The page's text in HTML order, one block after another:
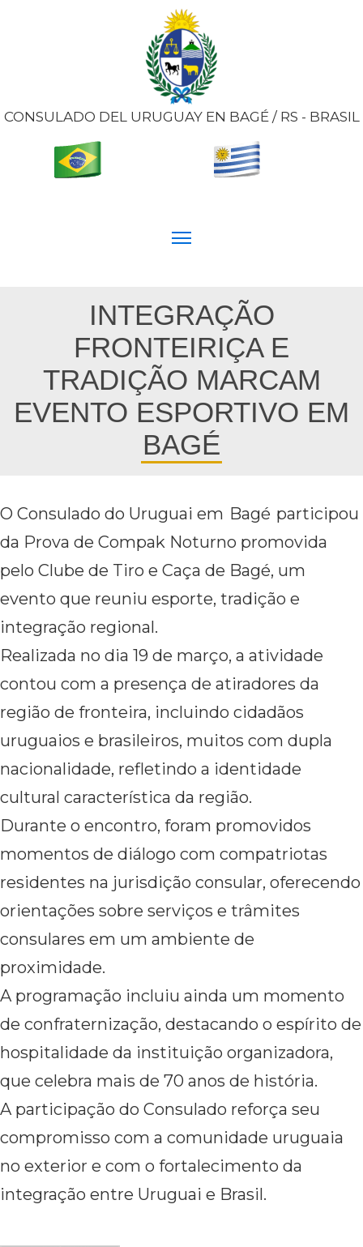
CONSULADO DEL URUGUAY EN BAGÉ / RS - BRASIL
INTEGRAÇÃO
FRONTEIRIÇA E
TRADIÇÃO MARCAM
EVENTO ESPORTIVO EM
BAGÉ
O Consulado do Uruguai em Bagé participou
da Prova de Compak Noturno promovida
pelo Clube de Tiro e Caça de Bagé, um
evento que reuniu esporte, tradição e
integração regional.
Realizada no dia 19 de março, a atividade
contou com a presença de atiradores da
região de fronteira, incluindo cidadãos
uruguaios e brasileiros, muitos com dupla
nacionalidade, refletindo a identidade
cultural característica da região.
Durante o encontro, foram promovidos
momentos de diálogo com compatriotas
residentes na jurisdição consular, oferecendo
orientações sobre serviços e trâmites
consulares em um ambiente de
proximidade.
A programação incluiu ainda um momento
de confraternização, destacando o espírito de
hospitalidade da instituição organizadora,
que celebra mais de 70 anos de história.
A participação do Consulado reforça seu
compromisso com a comunidade uruguaia
no exterior e com o fortalecimento da
integração entre Uruguai e Brasil.